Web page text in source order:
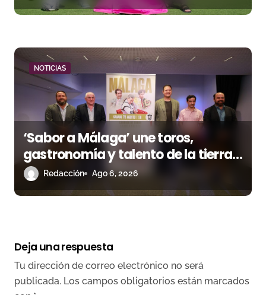
NOTICIAS
‘Sabor a Málaga’ une toros,
gastronomía y talento de la tierra
en La Malagueta
Redacción Ago 6, 2026
Deja una respuesta
Tu dirección de correo electrónico no será
publicada. Los campos obligatorios están marcados